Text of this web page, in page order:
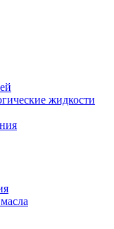
жидкости